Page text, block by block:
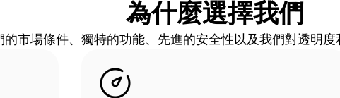
為什麼選擇我們
的市場條件、獨特的功能、先進的安全性以及我們對透明度